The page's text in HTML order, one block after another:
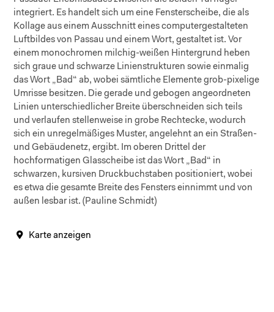
integriert. Es handelt sich um eine Fensterscheibe, die als
Kollage aus einem Ausschnitt eines computergestalteten
Luftbildes von Passau und einem Wort, gestaltet ist. Vor
einem monochromen milchig-weißen Hintergrund heben
sich graue und schwarze Linienstrukturen sowie einmalig
das Wort „Bad“ ab, wobei sämtliche Elemente grob-pixelige
Umrisse besitzen. Die gerade und gebogen angeordneten
Linien unterschiedlicher Breite überschneiden sich teils
und verlaufen stellenweise in grobe Rechtecke, wodurch
sich ein unregelmäßiges Muster, angelehnt an ein Straßen-
und Gebäudenetz, ergibt. Im oberen Drittel der
hochformatigen Glasscheibe ist das Wort „Bad“ in
schwarzen, kursiven Druckbuchstaben positioniert, wobei
es etwa die gesamte Breite des Fensters einnimmt und von
außen lesbar ist. (Pauline Schmidt)
Karte anzeigen